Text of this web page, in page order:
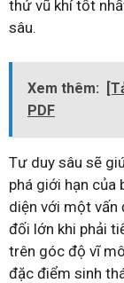
thứ vũ khí tốt
sâu.
Xem thêm:
PDF
Tư duy sâu sẽ
phá giới hạn của
diện với một
đối lớn khi phải
trên góc độ vĩ
đặc điểm sinh